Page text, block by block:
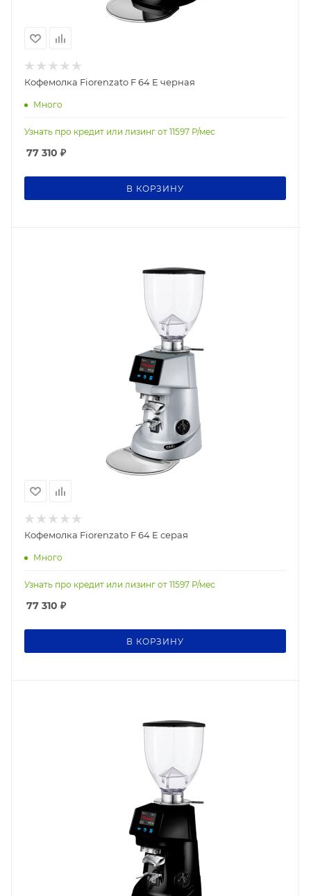
Кофемолка Fiorenzato F 64 E черная
Много
Узнать про кредит или лизинг от 11597 Р/мес
77 310 ₽
В КОРЗИНУ
Кофемолка Fiorenzato F 64 E серая
Много
Узнать про кредит или лизинг от 11597 Р/мес
77 310 ₽
В КОРЗИНУ